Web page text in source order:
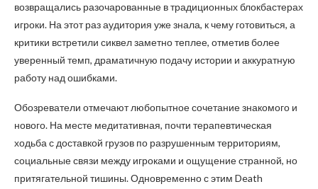
возвращались разочарованные в традиционных блокбастерах
игроки. На этот раз аудитория уже знала, к чему готовиться, а
критики встретили сиквел заметно теплее, отметив более
уверенный темп, драматичную подачу истории и аккуратную
работу над ошибками.
Обозреватели отмечают любопытное сочетание знакомого и
нового. На месте медитативная, почти терапевтическая
ходьба с доставкой грузов по разрушенным территориям,
социальные связи между игроками и ощущение странной, но
притягательной тишины. Одновременно с этим Death